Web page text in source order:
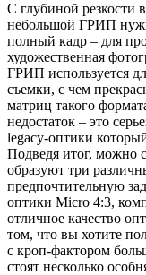
С глубиной резкости
небольшой ГРИП
полный кадр – для
художественная
ГРИП используется
съемки, с чем
матриц такого
недостаток – это
legacy-оптики
Подведя итог, можно
образуют три
предпочтительную
оптики Micro 4:3,
отличное качество
том, что вы хотите
с кроп-фактором
стоят несколько